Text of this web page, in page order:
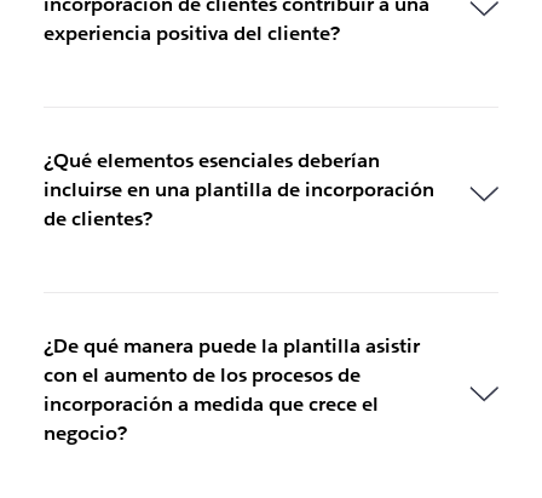
experiencia positiva del cliente?
¿Qué elementos esenciales deberían
incluirse en una plantilla de incorporación
de clientes?
¿De qué manera puede la plantilla asistir
con el aumento de los procesos de
incorporación a medida que crece el
negocio?